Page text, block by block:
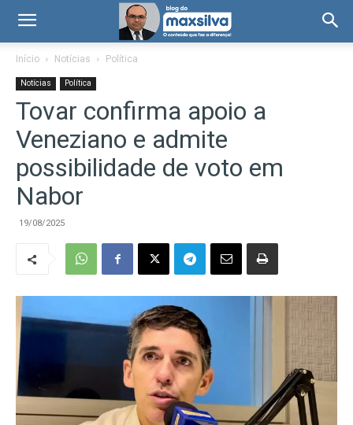
Início Notícias Política
Notícias Política
Tovar confirma apoio a
Veneziano e admite
possibilidade de voto em
Nabor
19/08/2025